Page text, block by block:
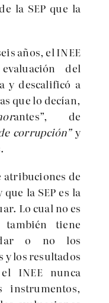
la SEP que la
años, el INEE
del
y descalificó a
que lo decían,
antes”, de
corrupción”y
atribuciones de
la SEP es la
Lo cual no es
tiene
o no los
y los resultados
INEE nunca